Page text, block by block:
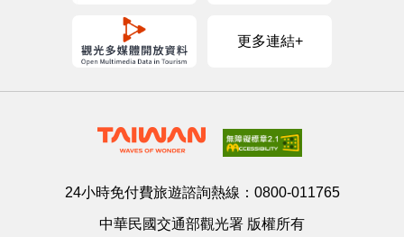
更多連結+
24小時免付費旅遊諮詢熱線： 0800-011765
中華民國交通部觀光署 版權所有